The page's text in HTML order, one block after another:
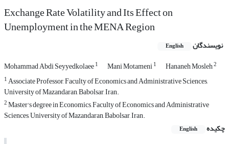
Exchange Rate Volatility and Its Effect on
Unemployment in the MENA Region
نویسندگان English
Mohammad Abdi Seyyedkolaee1 Mani Motameni1 Hananeh Mosleh2
1Associate Professor, Faculty of Economics and Administrative Sciences,
University of Mazandaran, Babolsar, Iran.
2Master's degree in Economics, Faculty of Economics and Administrative
Sciences, University of Mazandaran, Babolsar, Iran.
چکیده
English